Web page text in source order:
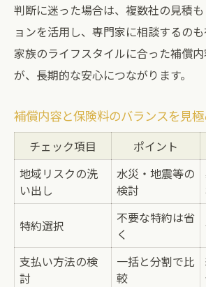
判断に迷った場合は、複数社の見積
ョンを活用し、専門家に相談するの
家族のライフスタイルに合った補償
が、長期的な安心につながります。
補償内容と保険料のバランスを見
チェック項目 ポイント
地域リスクの洗
い出し
水災・地震等の
検討
特約選択
不要な特約は省
く
支払い方法の検
討
一括と分割で比
較